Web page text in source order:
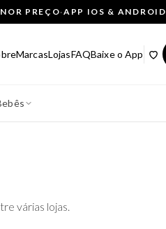
PREÇO·APP IOS & ANDROID
MarcasLojasFAQBaixe o App
várias lojas.